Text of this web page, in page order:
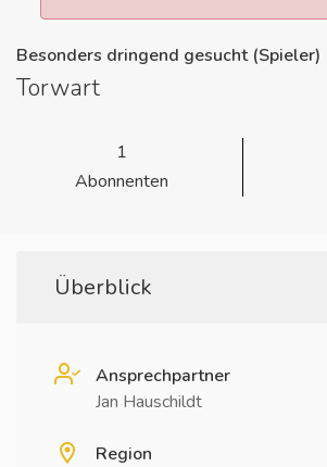
Besonders dringend gesucht (Spieler)
Torwart
1
Abonnenten
Überblick
Ansprechpartner
Jan Hauschildt
Region